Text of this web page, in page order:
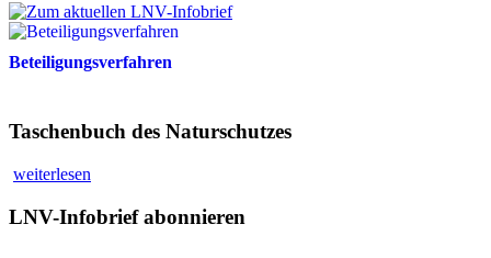
Beteiligungsverfahren
Taschenbuch des Naturschutzes
weiterlesen
LNV-Infobrief abonnieren